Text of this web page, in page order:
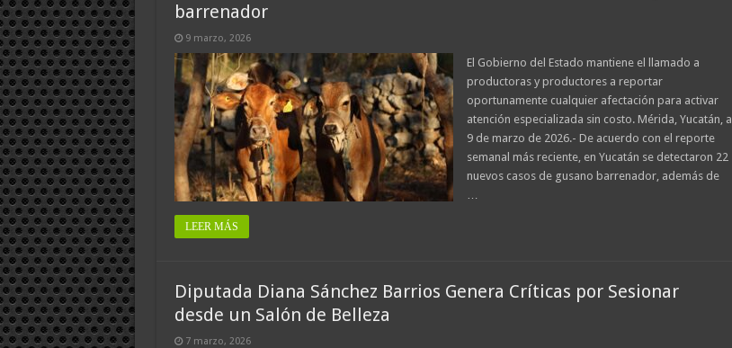
barrenador
9 marzo, 2026
El Gobierno del Estado mantiene el llamado a
productoras y productores a reportar
oportunamente cualquier afectación para activar
atención especializada sin costo. Mérida, Yucatán, a
9 de marzo de 2026.- De acuerdo con el reporte
semanal más reciente, en Yucatán se detectaron 22
nuevos casos de gusano barrenador, además de
…
LEER MÁS
Diputada Diana Sánchez Barrios Genera Críticas por Sesionar
desde un Salón de Belleza
7 marzo, 2026